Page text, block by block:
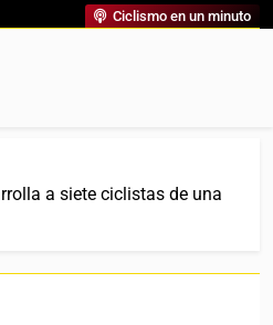
Mundial. Entrevistas, Análisis,
Web Ciclista De Referencia.
Ciclismo en un minuto
a siete ciclistas de una